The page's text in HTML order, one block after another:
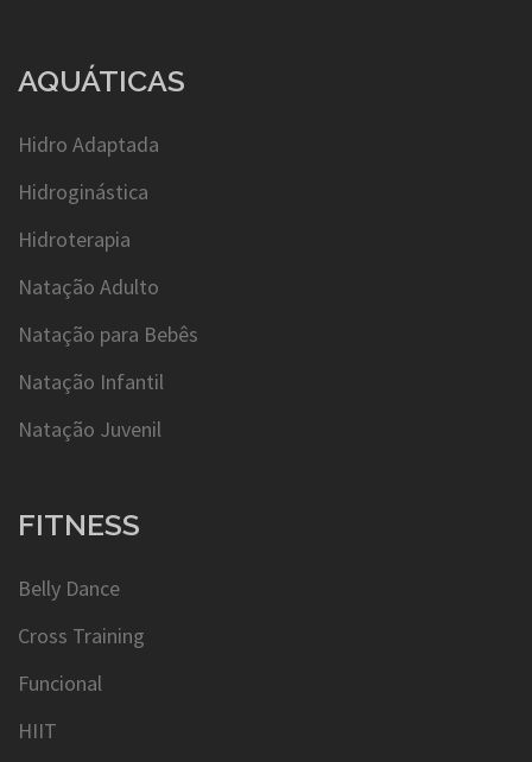
AQUÁTICAS
Hidro Adaptada
Hidroginástica
Hidroterapia
Natação Adulto
Natação para Bebês
Natação Infantil
Natação Juvenil
FITNESS
Belly Dance
Cross Training
Funcional
HIIT